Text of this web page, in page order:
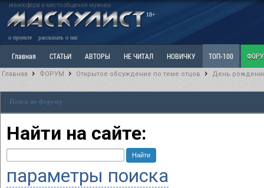
маносфера и место общения мужчин
18+
о проекте рассказать о нас
Главная СТАТЬИ АВТОРЫ НЕ ЧИТАЛ НОВИЧКУ ТОП-100
Ветка: Расстаюсь или Развожусь. САНЧАС Ветка: Наболевшее. Выскажись!
РАЗДЕЛ: Разное
Главная ФОРУМ Открытое обсуждение по теме отцов День
Поиск по форуму
Найти на сайте:
параметры поиска